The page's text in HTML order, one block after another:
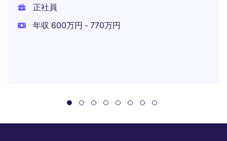
正社員
年収 600万円 - 770万円